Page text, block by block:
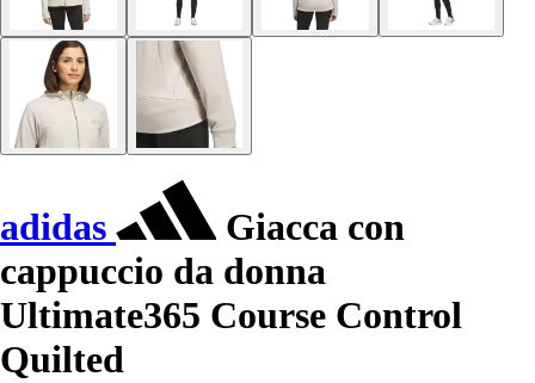
adidas
Giacca con
cappuccio da donna
Ultimate365 Course Control
Quilted